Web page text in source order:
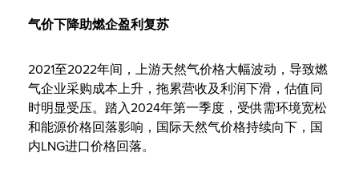
气价下降助燃企盈利复苏
2021至2022年间，上游天然气价格大幅波动，导致燃
气企业采购成本上升，拖累营收及利润下滑，估值同
时明显受压。踏入2024年第一季度，受供需环境宽松
和能源价格回落影响，国际天然气价格持续向下，国
内LNG进口价格回落。